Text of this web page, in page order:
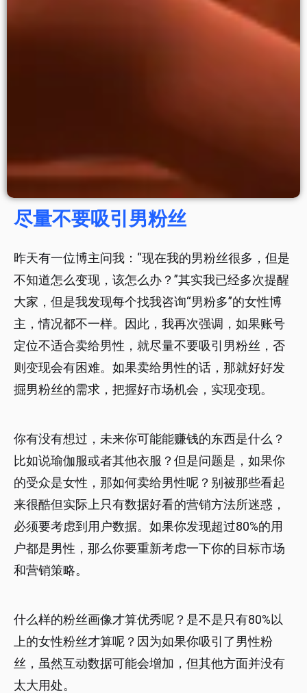
尽量不要吸引男粉丝
昨天有一位博主问我：“现在我的男粉丝很多，但是
不知道怎么变现，该怎么办？”其实我已经多次提醒
大家，但是我发现每个找我咨询“男粉多”的女性博
主，情况都不一样。因此，我再次强调，如果账号
定位不适合卖给男性，就尽量不要吸引男粉丝，否
则变现会有困难。如果卖给男性的话，那就好好发
掘男粉丝的需求，把握好市场机会，实现变现。
你有没有想过，未来你可能能赚钱的东西是什么？
比如说瑜伽服或者其他衣服？但是问题是，如果你
的受众是女性，那如何卖给男性呢？别被那些看起
来很酷但实际上只有数据好看的营销方法所迷惑，
必须要考虑到用户数据。如果你发现超过80%的用
户都是男性，那么你要重新考虑一下你的目标市场
和营销策略。
什么样的粉丝画像才算优秀呢？是不是只有80%以
上的女性粉丝才算呢？因为如果你吸引了男性粉
丝，虽然互动数据可能会增加，但其他方面并没有
太大用处。